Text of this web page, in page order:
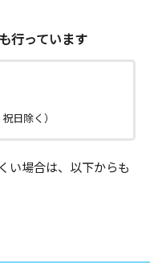
も行っています
日除く）
い場合は、以下からも